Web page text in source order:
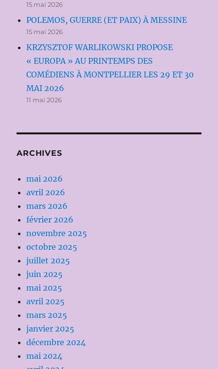
15 mai 2026
POLEMOS, GUERRE (ET PAIX) À MESSINE
15 mai 2026
KRZYSZTOF WARLIKOWSKI PROPOSE
« EUROPA » AU PRINTEMPS DES
COMÉDIENS À MONTPELLIER LES 29 ET 30
MAI 2026
11 mai 2026
ARCHIVES
mai 2026
avril 2026
mars 2026
février 2026
novembre 2025
octobre 2025
juillet 2025
juin 2025
mai 2025
avril 2025
mars 2025
janvier 2025
décembre 2024
mai 2024